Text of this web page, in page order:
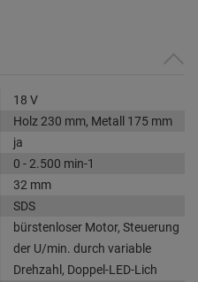
18 V
Holz 230 mm, Metall 175 mm
ja
0 - 2.500 min-1
32 mm
SDS
bürstenloser Motor, Steuerung
der U/min. durch variable
Drehzahl, Doppel-LED-Lich